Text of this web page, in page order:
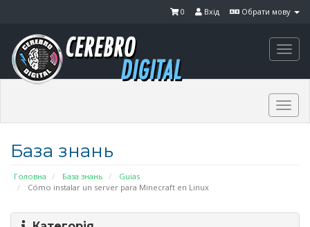
Обрати мову
Вхід
0
База знань
Головна База знань
Guias
Cómo instalar un server para Minecraft en Linux